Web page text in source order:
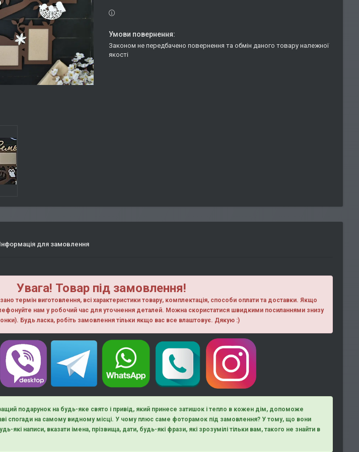
Законом не передбачено повернення та обмін даного товару належної
якості
Інформація для замовлення
Увага! Товар під замовлення!
термін виготовлення, всі характеристики товару, комплектація, способи оплати та доставки. Якщо
нам у робочий час для уточнення деталей. Можна скористатися швидкими посиланнями знизу
Будь ласка, робiть замовлення тiльки якщо вас все влаштовує. Дякую :)
подарунок на будь-яке свято і привід, який принесе затишок і тепло в кожен дім, допоможе
спогади на самому видному місці. У чому плюс саме фоторамок під замовлення? У тому, що вони
які написи, вказати імена, прізвища, дати, будь-які фрази, які зрозумілі тільки вам, такого не знайти в